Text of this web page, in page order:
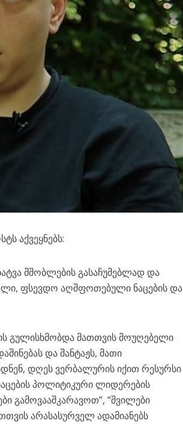
აქვეყნებს:
მშობლების გასაჩუმებლად და
ფსევდო აღშფოთებული ნაცების და
გულისხმობდა მათთვის მოუღებელი
და შანტაჟს, მათი
დღეს ვერბალურის იქით რესურსი
პოლიტიკური ლიდერების
გამოვააშკარავოთ”, “შვილები
არასასურველ ადამიანებს